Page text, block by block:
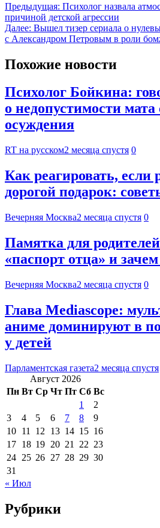
Предыдущая: Психолог назвала
причиной детской агрессии
Далее: Вышел тизер сериала о
с Александром Петровым в роли
Похожие новости
Психолог Бойкина:
о недопустимости мата
осуждения
RT на русском2 месяца спустя 0
Как реагировать, если
дорогой подарок:
Вечерняя Москва2 месяца спустя 0
Памятка для
«паспорт отца» и
Вечерняя Москва2 месяца спустя 0
Глава Mediascope:
аниме доминируют в
у детей
Парламентская газета2 месяца спустя
Август 2026
Пн Вт Ср Чт Пт Сб Вс
1
2
3
4 5 6 7 8
9
10 11 12 13 14 15 16
17 18 19 20 21 22 23
24 25 26 27 28 29 30
31
« Июл
Рубрики